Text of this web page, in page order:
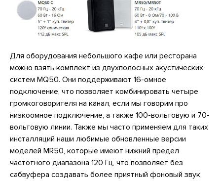
Для оборудования небольшого кафе или ресторана
можно взять комплект из двухполосных акустических
систем MQ50. Они поддерживают 16-омное
подключение, что позволяет комбинировать четыре
громкоговорителя на канал, если мы говорим про
низкоомное подключение, а также 100-вольтовую и 70-
вольтовую линии. Также мы часто применяем для таких
инсталляций наши любимые обновленные версии
моделей MR50, которые имеют нижний предел
частотного диапазона 120 Гц, что позволяет без
сабвуфера создавать более приятный фоновый звук,